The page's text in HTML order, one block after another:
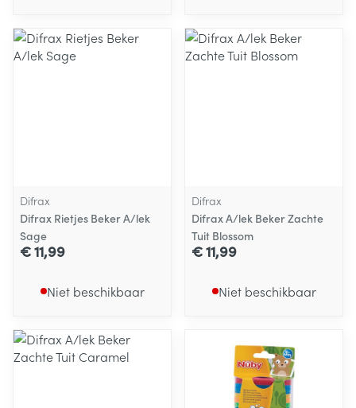
Difrax
Difrax Rietjes Beker A/lek
Sage
€ 11,99
Niet beschikbaar
Difrax
Difrax A/lek Beker Zachte
Tuit Blossom
€ 11,99
Niet beschikbaar